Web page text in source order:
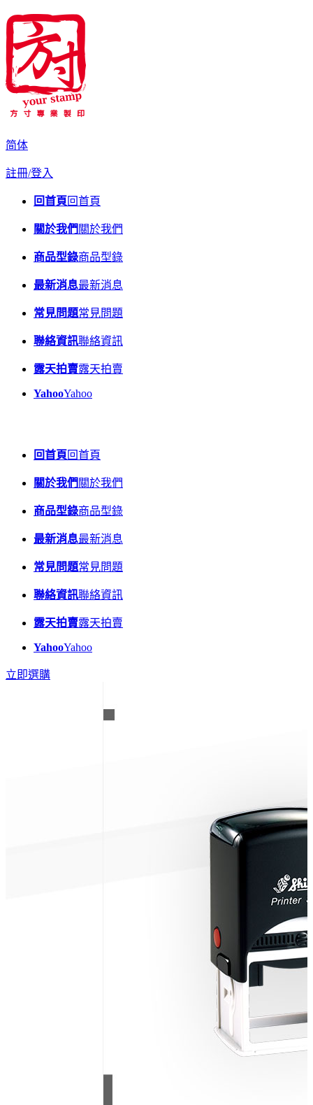
简体
註冊/登入
回首頁回首頁
關於我們 關於我們
商品型錄商品型錄
最新消息最新消息
常見問題常見問題
聯絡資訊聯絡資訊
露天拍賣露天拍賣
YahooYahoo
回首頁回首頁
關於我們 關於我們
商品型錄商品型錄
最新消息最新消息
常見問題常見問題
聯絡資訊聯絡資訊
露天拍賣露天拍賣
YahooYahoo
立即選購